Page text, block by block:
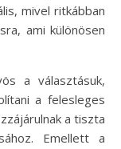
mivel ritkábban
ami különösen
a választásuk,
a felesleges
a tiszta
Emellett a